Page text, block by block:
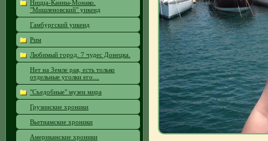
Ницца-Канны-Монако.
"Мишленовский" уикенд
Гамбургский уикенд
Рим
Любимый город. 7 чудес Донецка.
Нет на Земле рая, есть только
отдельные уголки его…
"Съедобные" музеи мира
Грузинские хроники
Вьетнамские хроники
Американские хроники